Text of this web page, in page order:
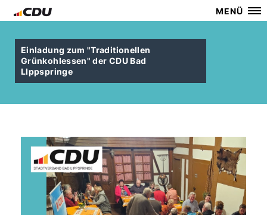
MENÜ
Einladung zum "Traditionellen
Grünkohlessen" der CDU Bad
LIppspringe